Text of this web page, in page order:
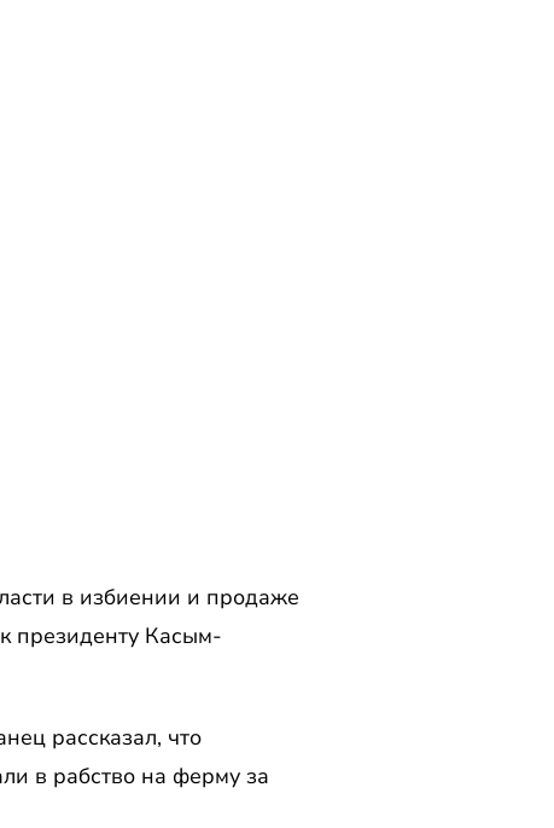
в избиении и продаже
президенту Касым-
рассказал, что
в рабство на ферму за